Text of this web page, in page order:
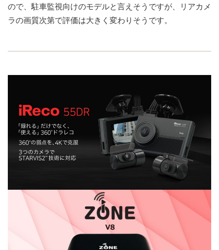
ので、駐車監視向けのモデルと言えそうですが、リアカメ
ラの画質次第で評価は大きく変わりそうです。